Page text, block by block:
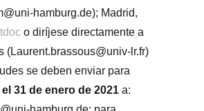
hamburg.de); Madrid,
o diríjese directamente a
(Laurent.brassous@univ-lr.fr)
se deben enviar para
el 31 de enero de 2021a: